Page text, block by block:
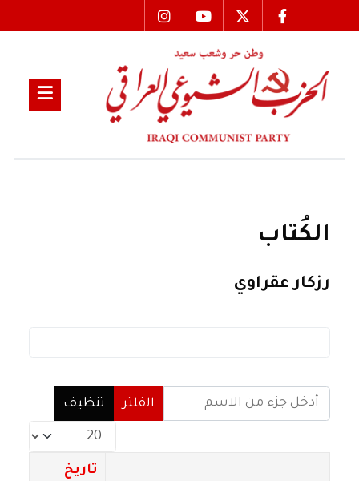
الكُتاب
رزكار عقراوي
أدخل جزء من الاسم
الفلتر
تنظيف
عدد الإظهارات:
تاريخ